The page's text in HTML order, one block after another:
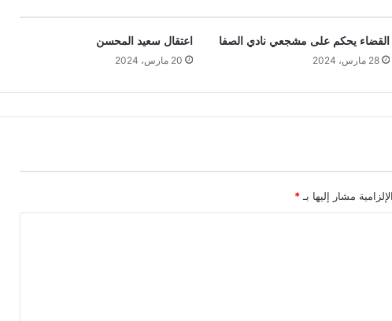
القضاء يحكم على مشجعي نادي الصفا
28 مارس، 2024
اعتقال سعيد المحسن
20 مارس، 2024
مشار إليها بـ *